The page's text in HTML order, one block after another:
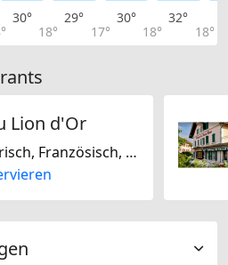
30°
18°
29°
17°
30°
18°
32°
18°
Lion d'Or
Schweizerisch, Französisch, Europäisch, Saisonal